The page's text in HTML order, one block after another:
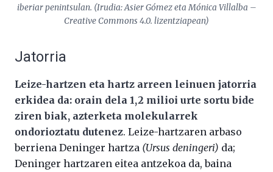
iberiar penintsulan. (Irudia: Asier Gómez eta Mónica Villalba –
Creative Commons 4.0. lizentziapean)
Jatorria
Leize-hartzen eta hartz arreen leinuen jatorria
erkidea da: orain dela 1,2 milioi urte sortu bide
ziren biak, azterketa molekularrek
ondorioztatu dutenez. Leize-hartzaren arbaso
berriena Deninger hartza (Ursus deningeri) da;
Deninger hartzaren eitea antzekoa da, baina